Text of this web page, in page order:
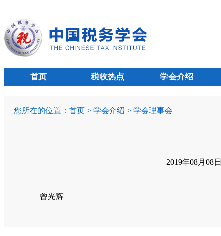
首页 税收热点 学会介绍
您所在的位置： 首页 > 学会介绍 > 学会理事会
2019年08月08
曾光辉